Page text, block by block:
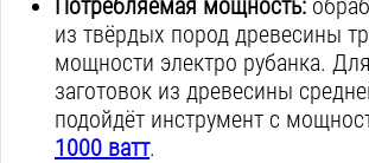
Потребляемая мощность:
из твёрдых пород древесины
мощности электро рубанка.
заготовок из древесины
подойдёт инструмент с
1000 ватт.